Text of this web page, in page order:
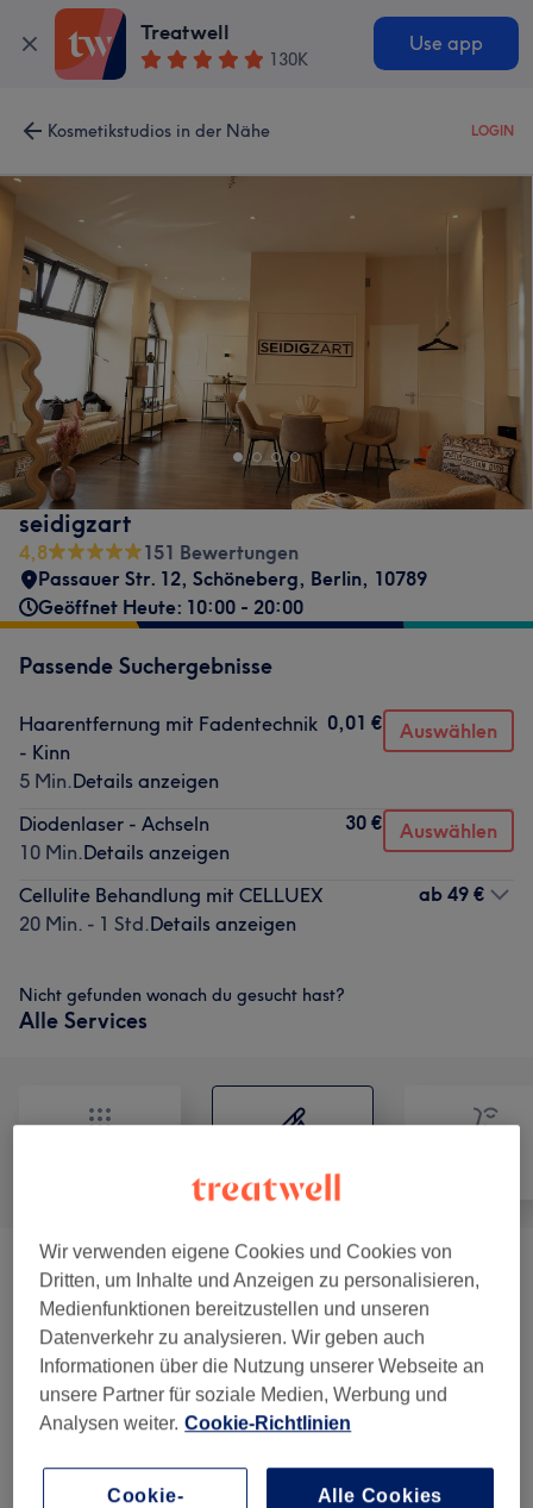
Treatwell
130K
Use app
Kosmetikstudios in der Nähe LOGIN
seidigzart
4,8
151 Bewertungen
Passauer Str. 12, Schöneberg, Berlin, 10789
Geöffnet Heute: 10:00 - 20:00
Passende Suchergebnisse
Haarentfernung mit Fadentechnik
- Kinn
5 Min.Details anzeigen
0,01 € Auswählen
Diodenlaser - Achseln
10 Min.Details anzeigen
30 € Auswählen
Cellulite Behandlung mit CELLUEX
20 Min. - 1 Std.Details anzeigen
ab 49 €
Nicht gefunden wonach du gesucht hast?
Alle Services
Dauerhafte Haarentfernung (44) ab 20 €
Gesichtshaarentfernung Mit
Fadentechnik ( 1)
Wir verwenden eigene Cookies und Cookies von
Dritten, um Inhalte und Anzeigen zu personalisieren,
Medienfunktionen bereitzustellen und unseren
Datenverkehr zu analysieren. Wir geben auch
Informationen über die Nutzung unserer Webseite an
unsere Partner für soziale Medien, Werbung und
Analysen weiter. Cookie-Richtlinien
Cookie-
Alle Cookies